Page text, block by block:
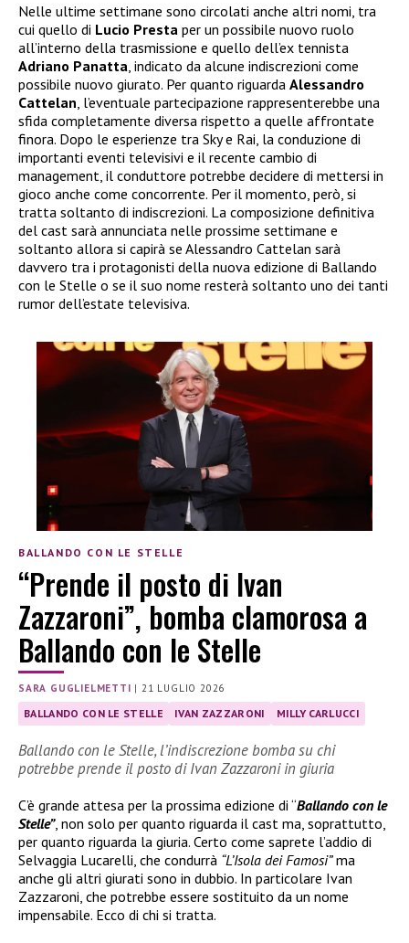
Nelle ultime settimane sono circolati anche altri nomi, tra
cui quello di Lucio Presta per un possibile nuovo ruolo
all’interno della trasmissione e quello dell’ex tennista
Adriano Panatta , indicato da alcune indiscrezioni come
possibile nuovo giurato. Per quanto riguarda Alessandro
Cattelan , l’eventuale partecipazione rappresenterebbe una
sfida completamente diversa rispetto a quelle affrontate
finora. Dopo le esperienze tra Sky e Rai, la conduzione di
importanti eventi televisivi e il recente cambio di
management, il conduttore potrebbe decidere di mettersi in
gioco anche come concorrente. Per il momento, però, si
tratta soltanto di indiscrezioni. La composizione definitiva
del cast sarà annunciata nelle prossime settimane e
soltanto allora si capirà se Alessandro Cattelan sarà
davvero tra i protagonisti della nuova edizione di Ballando
con le Stelle o se il suo nome resterà soltanto uno dei tanti
rumor dell’estate televisiva.
BALLANDO CON LE STELLE
“Prende il posto di Ivan
Zazzaroni”, bomba clamorosa a
Ballando con le Stelle
SARA GUGLIELMETTI |21 LUGLIO 2026
BALLANDO CON LE STELLE IVAN ZAZZARONI MILLY CARLUCCI
Ballando con le Stelle, l’indiscrezione bomba su chi
potrebbe prende il posto di Ivan Zazzaroni in giuria
C’è grande attesa per la prossima edizione di “Ballando con le
Stelle”, non solo per quanto riguarda il cast ma, soprattutto,
per quanto riguarda la giuria. Certo come saprete l’addio di
Selvaggia Lucarelli, che condurrà “L’Isola dei Famosi”ma
anche gli altri giurati sono in dubbio. In particolare Ivan
Zazzaroni, che potrebbe essere sostituito da un nome
impensabile. Ecco di chi si tratta.